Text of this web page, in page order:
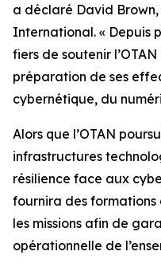
a déclaré David
International. « Depuis
fiers de soutenir
préparation de ses
cybernétique, du
Alors que l’OTAN
infrastructures
résilience face aux
fournira des
les missions afin de
opérationnelle de